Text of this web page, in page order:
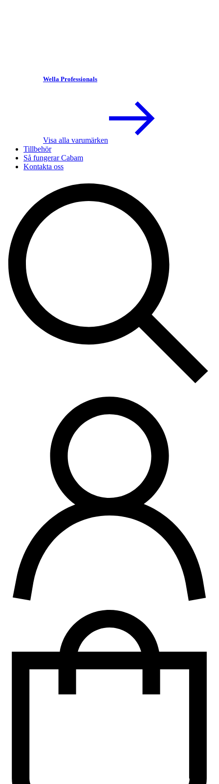
Wella Professionals
Visa alla varumärken
Tillbehör
Så fungerar Cabam
Kontakta oss